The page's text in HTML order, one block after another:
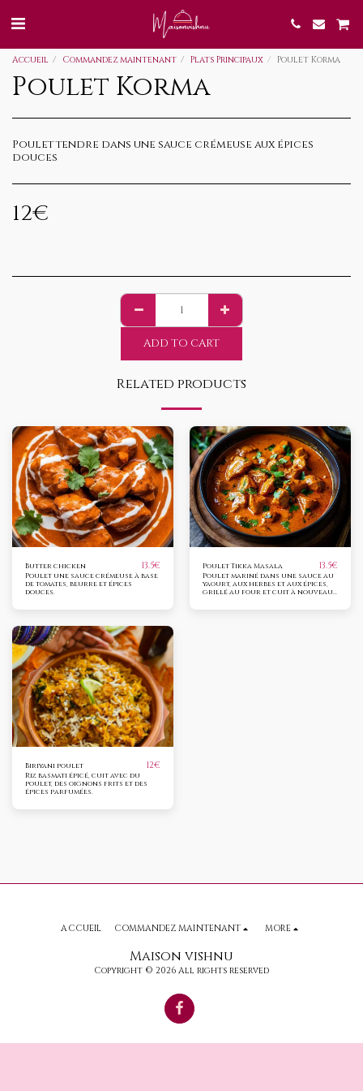
Accueil Commandez maintenant Plats Principaux Poulet Korma
Poulet Korma
Poulet tendre dans une sauce crémeuse aux épices
douces
12€
ADD TO CART
Related products
Butter chicken 13.5€
Poulet une sauce crémeuse à base
de tomates, beurre et épices
douces.
Poulet Tikka Masala 13.5€
Poulet mariné dans une sauce au
yaourt, aux herbes et aux épices,
grillé au four et cuit à nouveau
Biriyani poulet 12€
Riz basmati épicé, cuit avec du
poulet, des oignons frits et des
épices parfumées.
Maison vishnu
Copyright © 2026 All rights reserved
ACCUEIL COMMANDEZ MAINTENANT MORE